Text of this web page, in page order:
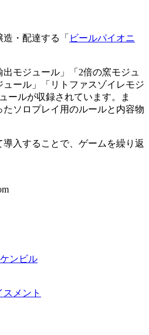
・配達する「 ビールパイオニ
出モジュール」「2倍の窯モジュ
ール」「リトファスゾイレモジ
ールが収録されています。ま
ソロプレイ用のルールと内容物
入することで、ゲームを繰り返
ンビル
スメント